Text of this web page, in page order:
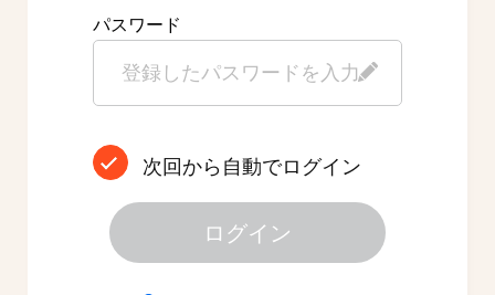
パスワード
次回から自動でログイン
ログイン